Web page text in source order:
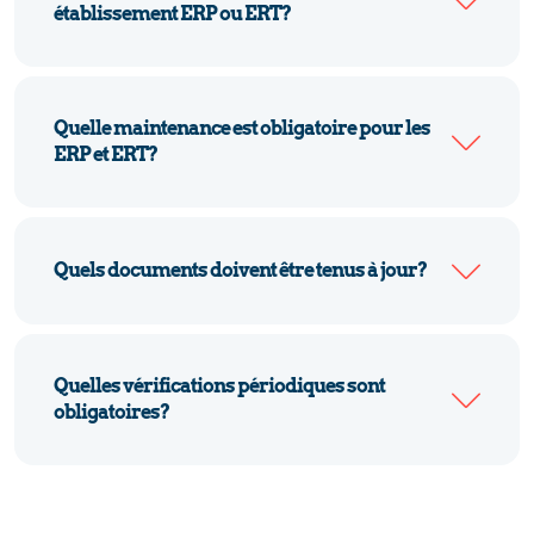
établissement ERP ou ERT?
Quelle maintenance est obligatoire pour les
ERP et ERT?
Quels documents doivent être tenus à jour?
Quelles vérifications périodiques sont
obligatoires?